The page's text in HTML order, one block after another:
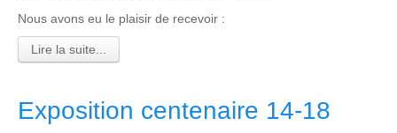
Nous avons eu le plaisir de recevoir :
Lire la suite...
Exposition centenaire 14-18